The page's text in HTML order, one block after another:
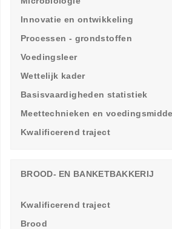
Innovatie en ontwikkeling
Processen - grondstoffen
Voedingsleer
Wettelijk kader
Basisvaardigheden statistiek
Meettechnieken en
Kwalificerend traject
BROOD- EN BANKETBAKKERIJ
Kwalificerend traject
Brood